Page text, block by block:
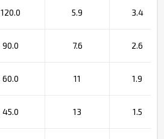
120.0 5.9 3.4
90.0 7.6 2.6
60.0 11 1.9
45.0 13 1.5